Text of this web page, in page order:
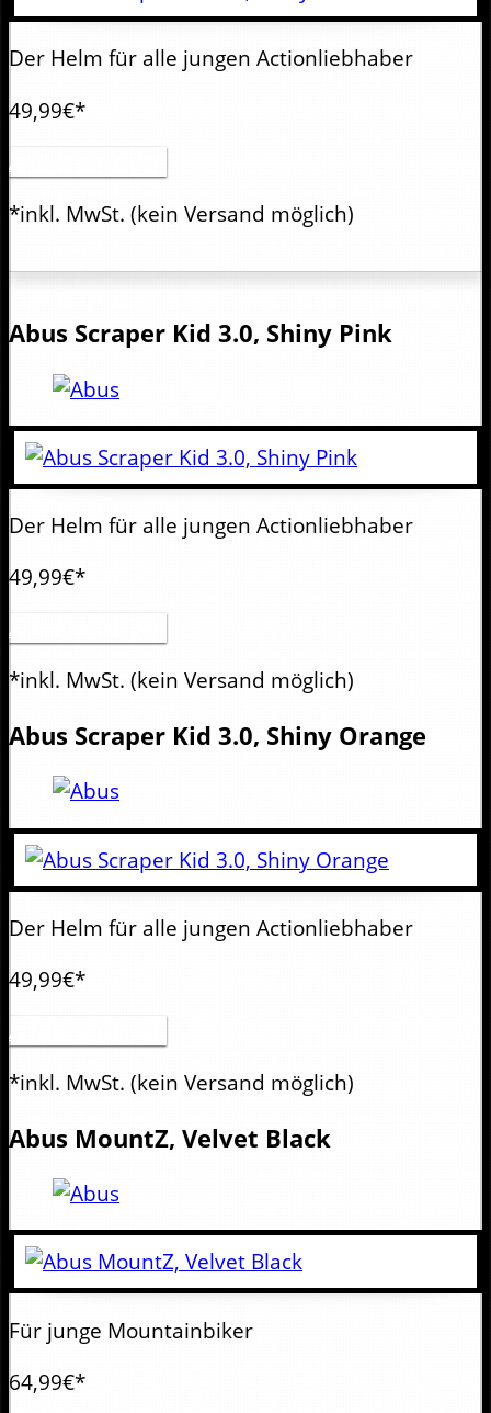
Der Helm für alle jungen Actionliebhaber
49,99€*
Artikel anzeigen
*inkl. MwSt. (kein Versand möglich)
Abus Scraper Kid 3.0, Shiny Pink
Der Helm für alle jungen Actionliebhaber
49,99€*
Artikel anzeigen
*inkl. MwSt. (kein Versand möglich)
Abus Scraper Kid 3.0, Shiny Orange
Der Helm für alle jungen Actionliebhaber
49,99€*
Artikel anzeigen
*inkl. MwSt. (kein Versand möglich)
Abus MountZ, Velvet Black
Für junge Mountainbiker
64,99€*